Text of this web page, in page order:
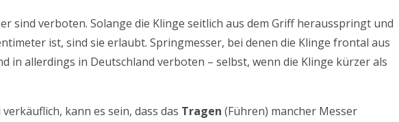
sind verboten. Solange die Klinge seitlich aus dem Griff herausspringt und
ist, sind sie erlaubt. Springmesser, bei denen die Klinge frontal aus
in allerdings in Deutschland verboten – selbst, wenn die Klinge kürzer als
kann es sein, dass das Tragen (Führen) mancher Messer